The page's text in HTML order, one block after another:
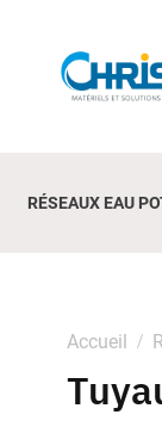
RÉSEAUX EAU
Accueil